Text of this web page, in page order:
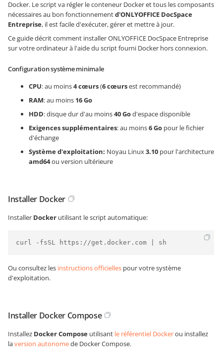
Docker. Le script va régler le conteneur Docker et tous les composants
nécessaires au bon fonctionnementd'ONLYOFFICE DocSpace
Entreprise, il est facile d'exécuter, gérer et mettre à jour.
Ce guide décrit comment installer ONLYOFFICE DocSpace Entreprise
sur votre ordinateur à l'aide du script fourni Docker hors connexion.
Configuration système minimale
CPU: au moins4 cœurs(6 cœursest recommandé)
RAM: au moins 16 Go
HDD: disque dur d'au moins40 God'espace disponible
Exigences supplémentaires: au moins6 Go pour le fichier
d'échange
Système d'exploitation: Noyau Linux3.10 pour l'architecture
amd64ou version ultérieure
Installer Docker
Installer Docker utilisant le script automatique:
curl -fsSL https://get.docker.com | sh
Ou consultez les instructions officielles pour votre système
d'exploitation.
Installer Docker Compose
Installez Docker Compose utilisant le référentiel Dockerou installez
laversion autonomede Docker Compose.